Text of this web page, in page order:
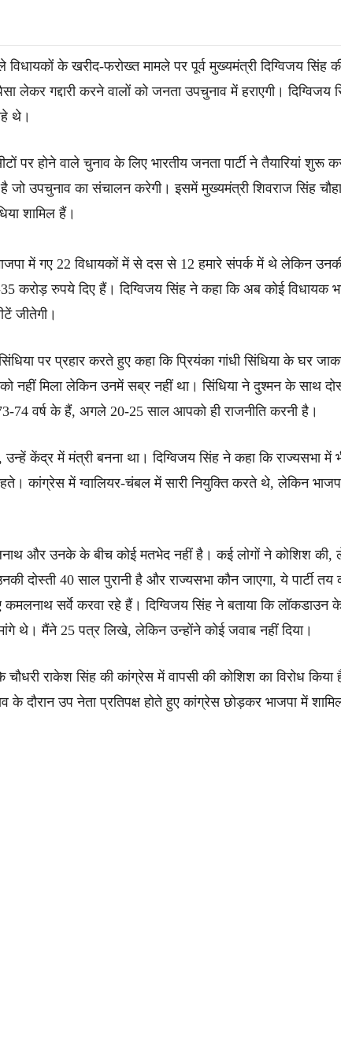
के खरीद-फरोख्त मामले पर पूर्व मुख्यमंत्री दिग्विजय सिंह
लेकर गद्दारी करने वालों को जनता उपचुनाव में हराएगी।
थे।
पर होने वाले चुनाव के लिए भारतीय जनता पार्टी ने तैयारियां शुरू
जो उपचुनाव का संचालन करेगी। इसमें मुख्यमंत्री शिवराज सिंह
शामिल हैं।
में गए 22 विधायकों में से दस से 12 हमारे संपर्क में थे लेकिन
करोड़ रुपये दिए हैं। दिग्विजय सिंह ने कहा कि अब कोई विधायक
जीतेगी।
सिंधिया पर प्रहार करते हुए कहा कि प्रियंका गांधी सिंधिया के घर
को नहीं मिला लेकिन उनमें सब्र नहीं था। सिंधिया ने दुश्मन के साथ
74 वर्ष के हैं, अगले 20-25 साल आपको ही राजनीति करनी है।
केंद्र में मंत्री बनना था। दिग्विजय सिंह ने कहा कि राज्यसभा में
कांग्रेस में ग्वालियर-चंबल में सारी नियुक्ति करते थे, लेकिन
और उनके के बीच कोई मतभेद नहीं है। कई लोगों ने कोशिश की,
दोस्ती 40 साल पुरानी है और राज्यसभा कौन जाएगा, ये पार्टी
सर्वे करवा रहे हैं। दिग्विजय सिंह ने बताया कि लॉकडाउन के
थे। मैंने 25 पत्र लिखे, लेकिन उन्होंने कोई जवाब नहीं दिया।
चौधरी राकेश सिंह की कांग्रेस में वापसी की कोशिश का विरोध
के दौरान उप नेता प्रतिपक्ष होते हुए कांग्रेस छोड़कर भाजपा में